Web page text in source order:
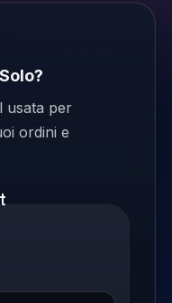
usata per
ordini e